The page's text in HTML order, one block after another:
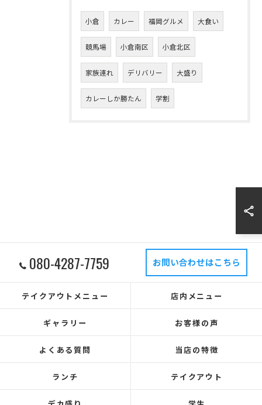
小倉 カレー 福岡グルメ 大食い
競馬場 小倉南区 小倉北区
家族連れ デリバリー 大盛り
カレーしか勝たん 学割
080-4287-7759 お問い合わせはこちら
テイクアウトメニュー 店内メニュー
ギャラリー お客様の声
よくある質問 当店の特徴
ランチ テイクアウト